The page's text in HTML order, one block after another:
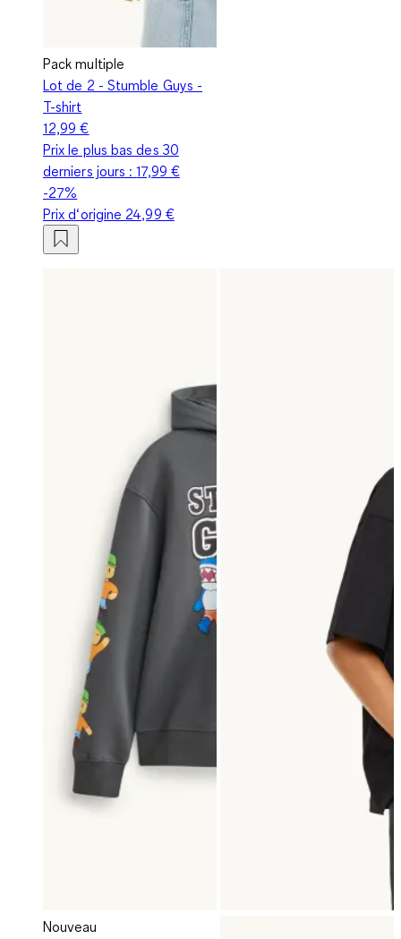
Pack multiple
Lot de 2 - Stumble Guys -
T-shirt
12,99 €
Prix le plus bas des 30
derniers jours :17,99 €
-27%
Prix d‘origine 24,99 €
Nouveau